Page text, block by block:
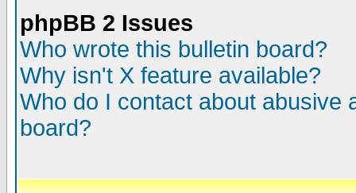
phpBB 2 Issues
Who wrote this bulletin board?
Why isn't X feature available?
Who do I contact about abusive
board?